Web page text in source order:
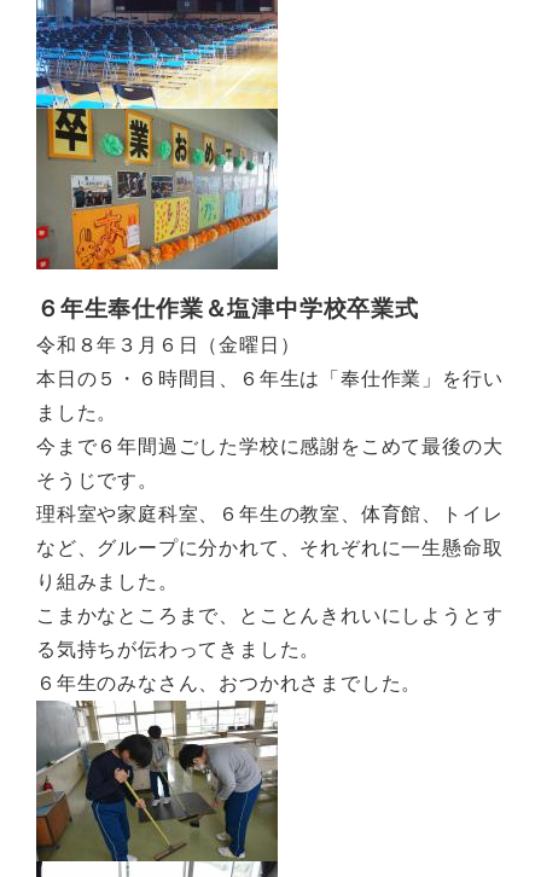
６年生奉仕作業＆塩津中学校卒業式
令和８年３月６日（金曜日）
本日の５・６時間目、６年生は「奉仕作業」を行い
ました。
今まで６年間過ごした学校に感謝をこめて最後の大
そうじです。
理科室や家庭科室、６年生の教室、体育館、トイレ
など、グループに分かれて、それぞれに一生懸命取
り組みました。
こまかなところまで、とことんきれいにしようとす
る気持ちが伝わってきました。
６年生のみなさん、おつかれさまでした。